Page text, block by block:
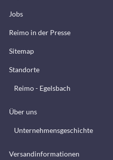
Jobs
Reimo in der Presse
Sitemap
Standorte
Reimo - Egelsbach
Über uns
Unternehmensgeschichte
Versandinformationen